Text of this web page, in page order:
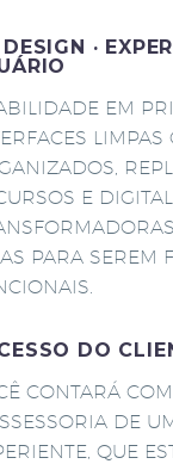
·
EM
LIMPAS
E
PARA SEREM
DO
CONTARÁ
DE
QUE